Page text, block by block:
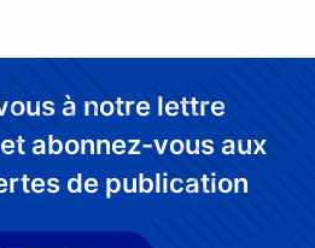
à notre lettre
abonnez-vous aux
de publication